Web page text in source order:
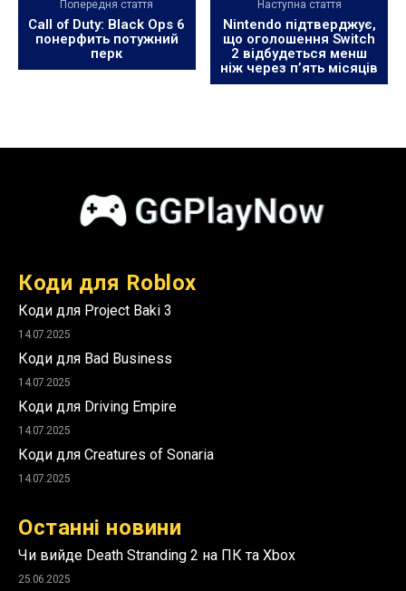
Попередня стаття
Call of Duty: Black Ops 6
понерфить потужний
перк
Наступна стаття
Nintendo підтверджує,
що оголошення Switch
2 відбудеться менш
ніж через п’ять місяців
Коди для Roblox
Коди для Project Baki 3
14.07.2025
Коди для Bad Business
14.07.2025
Коди для Driving Empire
14.07.2025
Коди для Creatures of Sonaria
14.07.2025
Останні новини
Чи вийде Death Stranding 2 на ПК та Xbox
25.06.2025